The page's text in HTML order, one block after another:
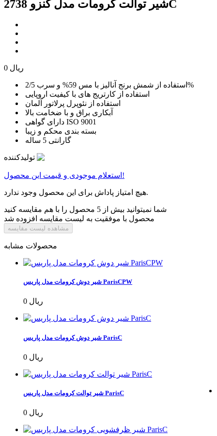
شیر توالت کرومات مدل کنزو 2738C
0 ریال
استفاده از شمش برنج آنالیز با مس 59% و سرب 2/5%
استفاده از کارتریج های با کیفیت اروپایی
استفاده از نئوپرل پرلاتور آلمان
آبکاری براق و با ضخامت بالا
دارای گواهی ISO 9001
بسته بندی محکم و زیبا
گارانتی 5 ساله
تولیدکننده
استعلام موجودی و قیمت این محصول!
هیچ امتیاز پاداش برای این محصول وجود ندارد.
شما نمیتوانید بیش از 5 محصول را با هم مقایسه کنید
محصول با موفقیت به لیست مقایسه افزوده شد
مشاهده لیست مقایسه
محصولات مشابه
شیر دوش کرومات مدل پاریس ParisCPW
0 ریال
شیر دوش کرومات مدل پاریس ParisC
0 ریال
شیر توالت کرومات مدل پاریس ParisC
0 ریال